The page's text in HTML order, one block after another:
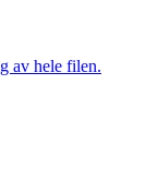
av hele filen.